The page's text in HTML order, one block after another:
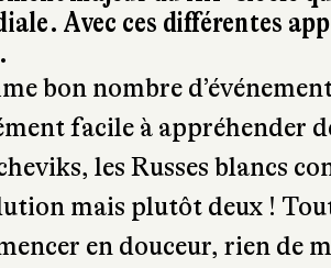
✒ Christine
qu’aucune commémoration
de la révolution russe,
majeur du XX
e
Avec ces différentes